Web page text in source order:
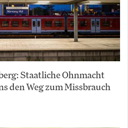
Staatliche Ohnmacht
den Weg zum Missbrauch